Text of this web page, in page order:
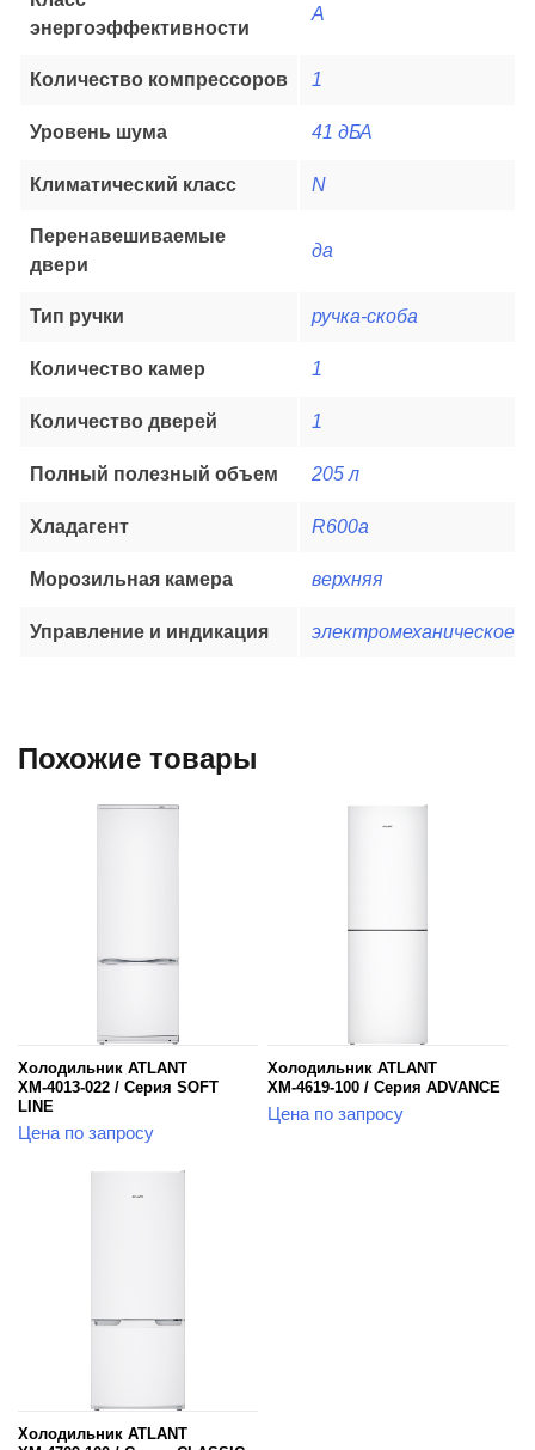
энергоэффективности
А
Количество компрессоров 1
Уровень шума 41 дБА
Климатический класс N
Перенавешиваемые
двери
да
Тип ручки ручка-скоба
Количество камер 1
Количество дверей 1
Полный полезный объем 205 л
Хладагент R600a
Морозильная камера верхняя
Управление и индикация электромеханическое
Похожие товары
Холодильник ATLANT
ХМ-4013-022 / Серия SOFT
LINE
Цена по запросу
Холодильник ATLANT
ХМ-4619-100 / Серия ADVANCE
Цена по запросу
Холодильник ATLANT